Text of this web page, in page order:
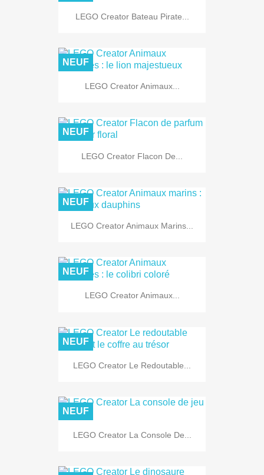
LEGO Creator Bateau Pirate...
LEGO Creator Animaux...
NEUF
LEGO Creator Flacon De...
NEUF
LEGO Creator Animaux Marins...
NEUF
LEGO Creator Animaux...
NEUF
LEGO Creator Le Redoutable...
NEUF
LEGO Creator La Console De...
NEUF